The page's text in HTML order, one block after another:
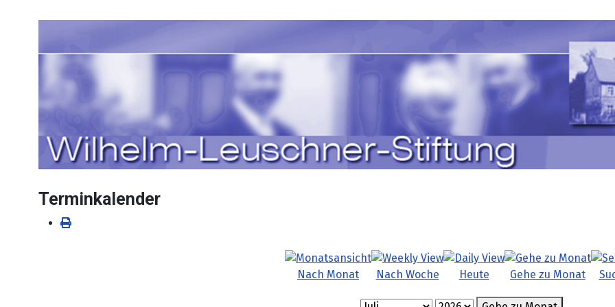
Terminkalender
Nach Monat Nach Woche Heute Gehe zu Monat